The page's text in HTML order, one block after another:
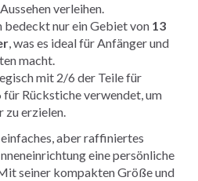
verleihen.
bedeckt nur ein Gebiet von 13
, was es ideal für Anfänger und
macht.
mit 2/6 der Teile für
Rückstiche verwendet, um
zu erzielen.
aber raffiniertes
eine persönliche
seiner kompakten Größe und